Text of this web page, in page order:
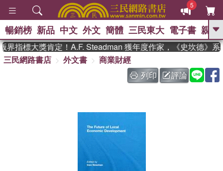
5
GO
熱搜： 東野圭吾
The Odyssey 、 父親節 、 如果歷
史是一群喵 、 暑期推薦 、 國際布克
偉大的迷走神經
暢銷榜 新品 中文 外文 簡體 三民東大 電子書 親子
指標大獎肯定！A.F. Steadman 獲年度作家，《史坎德》系
三民網路書店
外文書
商業財經
列印
評論